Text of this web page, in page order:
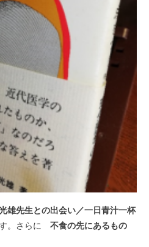
雄先生との出会い／一日青汁一杯
。さらに 不食の先にあるもの